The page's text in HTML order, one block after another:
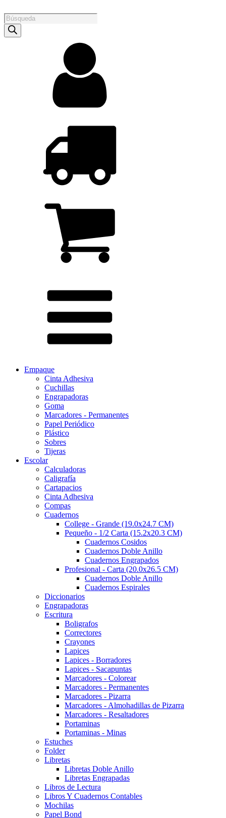
Products
search
Empaque
Cinta Adhesiva
Cuchillas
Engrapadoras
Goma
Marcadores - Permanentes
Papel Periódico
Plástico
Sobres
Tijeras
Escolar
Calculadoras
Caligrafía
Cartapacios
Cinta Adhesiva
Compas
Cuadernos
College - Grande (19.0x24.7 CM)
Pequeño - 1/2 Carta (15.2x20.3 CM)
Cuadernos Cosidos
Cuadernos Doble Anillo
Cuadernos Engrapados
Profesional - Carta (20.0x26.5 CM)
Cuadernos Doble Anillo
Cuadernos Espirales
Diccionarios
Engrapadoras
Escritura
Boligrafos
Correctores
Crayones
Lapices
Lapices - Borradores
Lapices - Sacapuntas
Marcadores - Colorear
Marcadores - Permanentes
Marcadores - Pizarra
Marcadores - Almohadillas de Pizarra
Marcadores - Resaltadores
Portaminas
Portaminas - Minas
Estuches
Folder
Libretas
Libretas Doble Anillo
Libretas Engrapadas
Libros de Lectura
Libros Y Cuadernos Contables
Mochilas
Papel Bond